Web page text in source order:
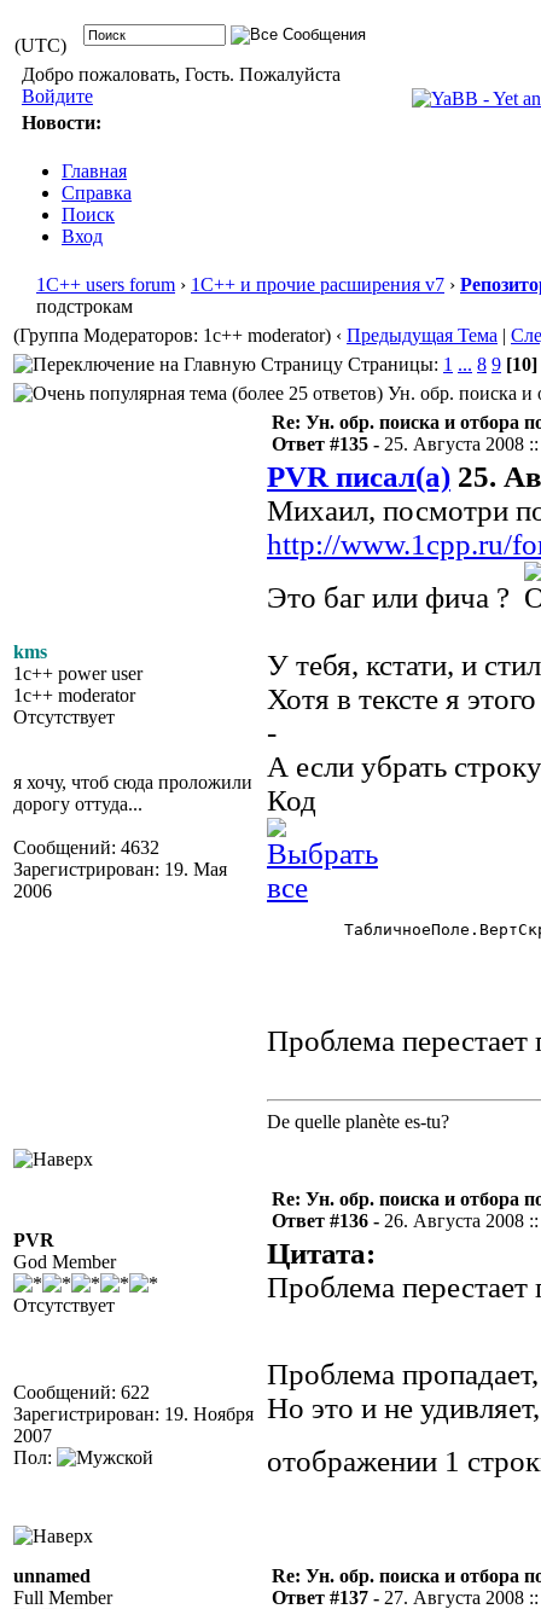
(UTC)
Добро пожаловать, Гость. Пожалуйста
Войдите
Новости:
Главная
Справка
Поиск
Вход
1С++ users forum › 1С++ и прочие расширения v7 ›
подстрокам
(Группа Модераторов: 1c++ moderator) ‹ Предыдущая Тема |
Страницы: 1 ... 8 9 [10]
Ун. обр. поиска и
kms
1c++ power user
1c++ moderator
Отсутствует
я хочу, чтоб сюда проложили
дорогу оттуда...
Сообщений: 4632
Зарегистрирован: 19. Мая
2006
Re: Ун. обр. поиска и отбора
Ответ #135 - 25. Августа 2008
PVR писал(а) 25.
Михаил, посмотри
http://www.1cpp.ru/
Это баг или фича ?
У тебя, кстати, и
Хотя в тексте я
-
А если убрать строку
Код
Проблема перестает
De quelle planète es-tu?
PVR
God Member
Отсутствует
Сообщений: 622
Зарегистрирован: 19. Ноября
2007
Пол:
Re: Ун. обр. поиска и отбора
Ответ #136 - 26. Августа 2008
Цитата:
Проблема перестает
Проблема
Но это и не
отображении 1
unnamed
Full Member
Re: Ун. обр. поиска и отбора
Ответ #137 - 27. Августа 2008